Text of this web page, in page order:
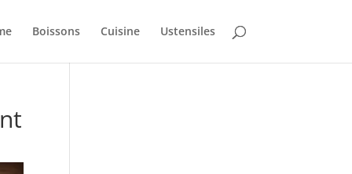
Boissons Cuisine Ustensiles